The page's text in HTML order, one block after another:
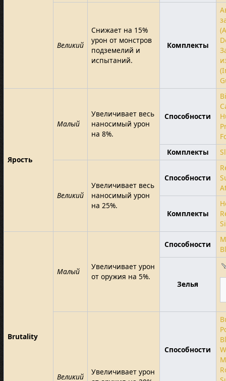
Великий
Снижает на 15%
урон от монстров
подземелий и
испытаний.
Комплекты
Ярость
Малый
Увеличивает весь
наносимый урон
на 8%.
Способности
Комплекты
Великий
Увеличивает весь
наносимый урон
на 25%.
Способности
Комплекты
Brutality
Малый
Увеличивает урон
от оружия на 5%.
Способности
Зелья
Великий
Увеличивает урон
Способности